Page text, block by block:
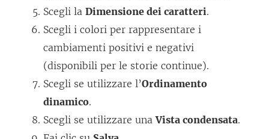
Scegli la Dimensione dei caratteri.
Scegli i colori per rappresentare i
cambiamenti positivi e negativi
(disponibili per le storie continue).
Scegli se utilizzare l’Ordinamento
dinamico.
Scegli se utilizzare unaVista condensata.